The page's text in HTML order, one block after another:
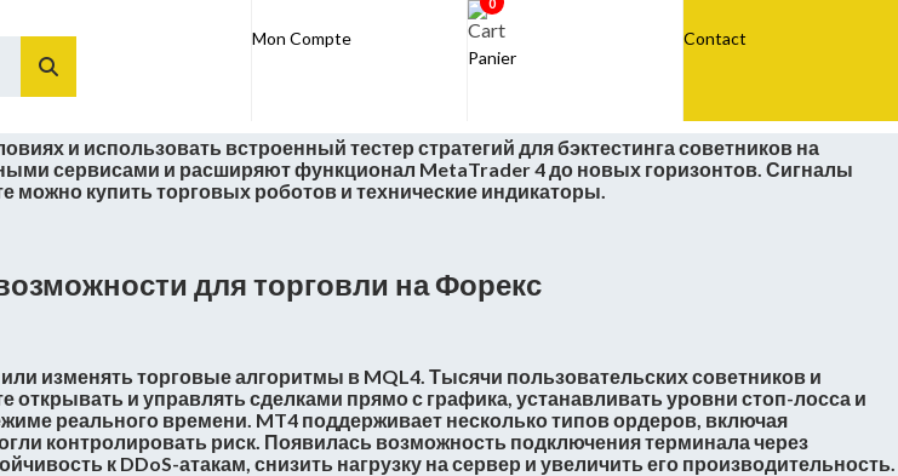
Mon Compte
Panier
Contact
и использовать встроенный тестер стратегий для бэктестинга советников на
сервисами и расширяют функционал MetaTrader 4 до новых горизонтов. Сигналы
можно купить торговых роботов и технические индикаторы.
для торговли на Форекс
изменять торговые алгоритмы в MQL4. Тысячи пользовательских советников и
и управлять сделками прямо с графика, устанавливать уровни стоп-лосса и
реального времени. MT4 поддерживает несколько типов ордеров, включая
контролировать риск. Появилась возможность подключения терминала через
к DDoS-атакам, снизить нагрузку на сервер и увеличить его производительность.